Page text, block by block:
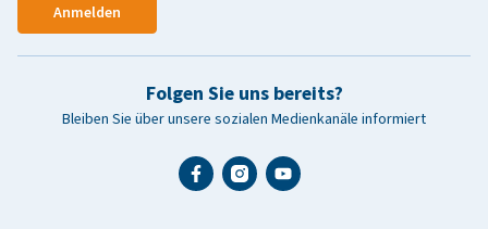
Anmelden
Folgen Sie uns bereits?
Bleiben Sie über unsere sozialen Medienkanäle informiert